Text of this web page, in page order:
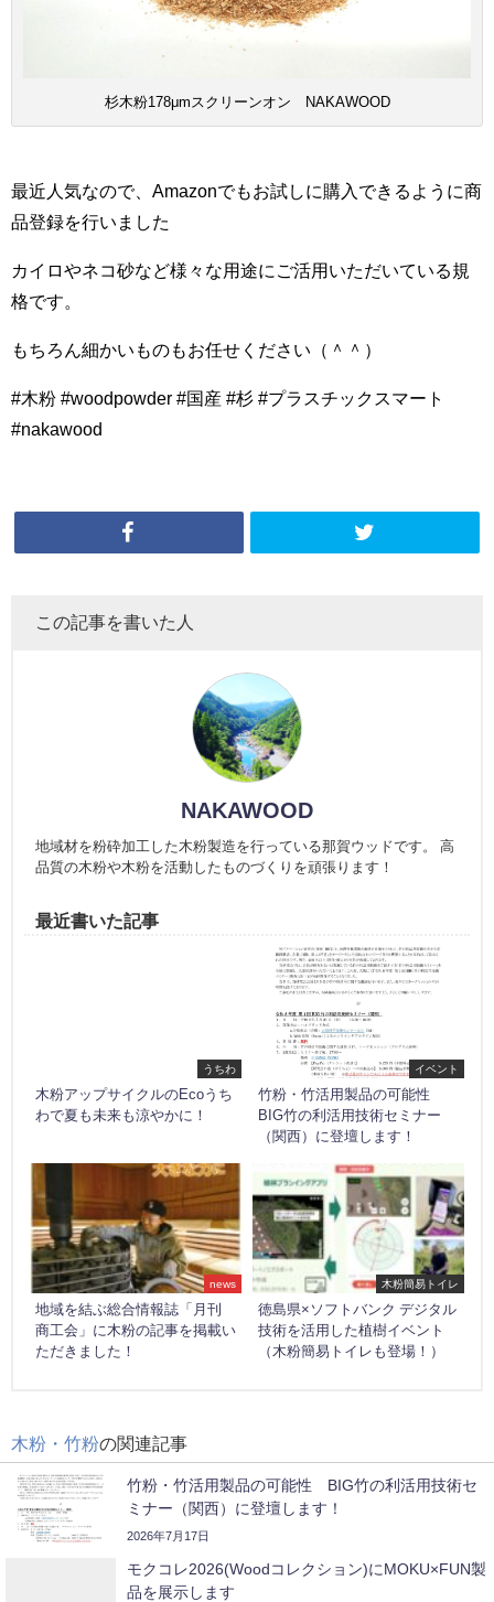
杉木粉178μmスクリーンオン NAKAWOOD
最近人気なので、Amazonでもお試しに購入できるように商
品登録を行いました
カイロやネコ砂など様々な用途にご活用いただいている規
格です。
もちろん細かいものもお任せください（＾＾）
#木粉 #woodpowder #国産 #杉 #プラスチックスマート
#nakawood
この記事を書いた人
NAKAWOOD
地域材を粉砕加工した木粉製造を行っている那賀ウッドです。 高
品質の木粉や木粉を活動したものづくりを頑張ります！
最近書いた記事
うちわ
木粉アップサイクルのEcoうち
わで夏も未来も涼やかに！
イベント
竹粉・竹活用製品の可能性
BIG竹の利活用技術セミナー
（関西）に登壇します！
news
地域を結ぶ総合情報誌「月刊
商工会」に木粉の記事を掲載い
ただきました！
木粉簡易トイレ
徳島県×ソフトバンク デジタル
技術を活用した植樹イベント
（木粉簡易トイレも登場！）
木粉・竹粉の関連記事
竹粉・竹活用製品の可能性 BIG竹の利活用技術セ
ミナー（関西）に登壇します！
2026年7月17日
モクコレ2026(Woodコレクション)にMOKU×FUN製
品を展示します